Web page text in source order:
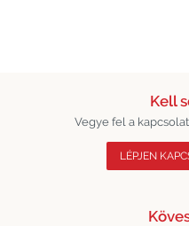
Kell
Vegye fel a
LÉPJEN